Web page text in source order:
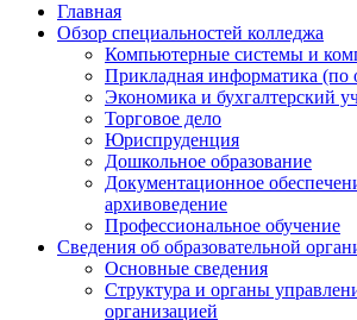
Главная
Обзор специальностей колледжа
Компьютерные системы и
Прикладная информатика (по
Экономика и бухгалтерский
Торговое дело
Юриспруденция
Дошкольное образование
Документационное
архивоведение
Профессиональное обучение
Сведения об образовательной
Основные сведения
Структура и органы
организацией